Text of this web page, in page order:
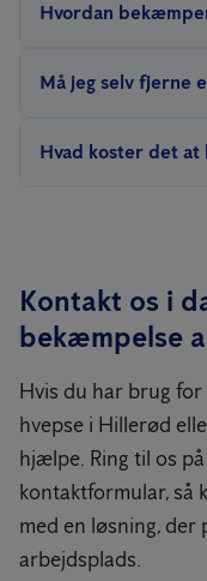
sensommeren. Det er
Hvordan
sprøjtes direkte ind i
hvepse, der er i boet,
Må jeg selv fjerne
små bo tidligt på
for opgaven.
Hvad koster det
Hvis du har to eller
50% på prisen pr.
Kontakt os i
bekæmpelse
Hvis du har brug
hvepse i Hillerød
hjælpe. Ring til os på
kontaktformular, så
med en løsning,
arbejdsplads.